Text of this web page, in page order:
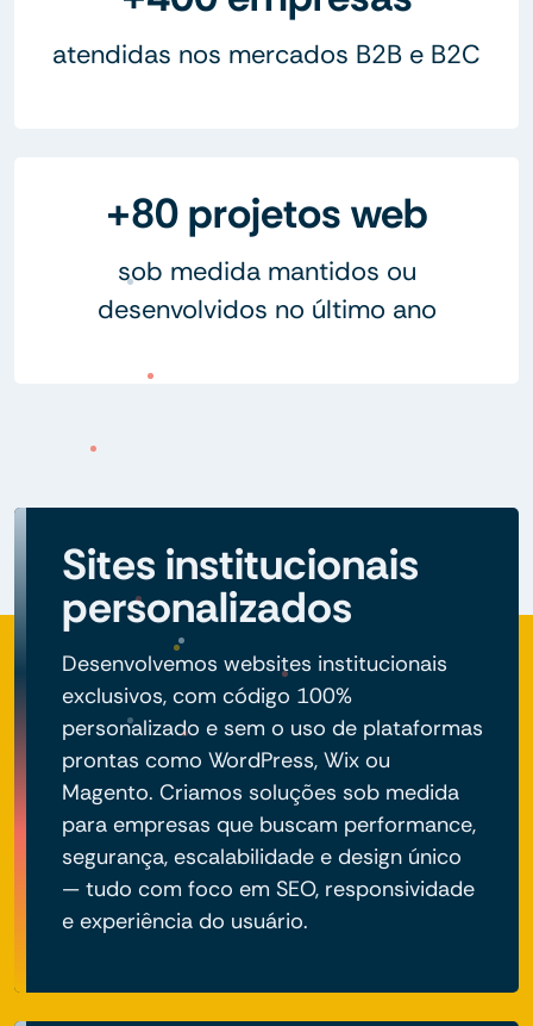
atendidas nos mercados B2B e B2C
+80 projetos web
sob medida mantidos ou
desenvolvidos no último ano
Sites institucionais
personalizados
Desenvolvemos websites institucionais
exclusivos, com código 100%
personalizado e sem o uso de plataformas
prontas como WordPress, Wix ou
Magento. Criamos soluções sob medida
para empresas que buscam performance,
segurança, escalabilidade e design único
— tudo com foco em SEO, responsividade
e experiência do usuário.